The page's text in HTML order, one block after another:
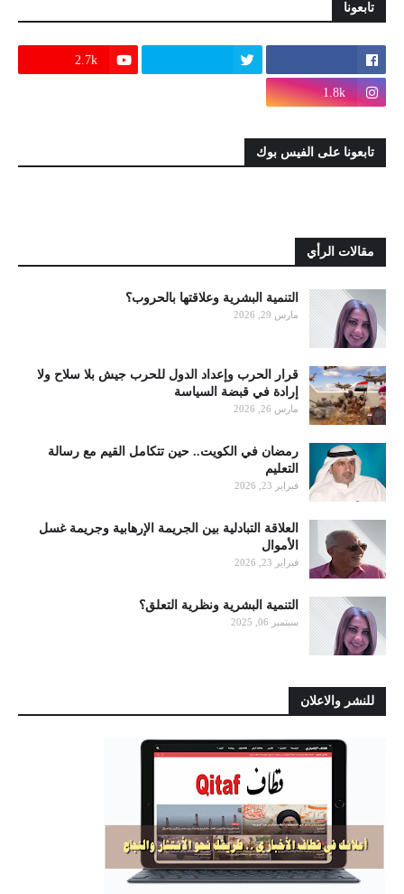
تابعونا
2.7k
1.8k
تابعونا على الفيس بوك
مقالات الرأي
التنمية البشرية وعلاقتها بالحروب؟
مارس 29, 2026
قرار الحرب وإعداد الدول للحرب جيش بلا سلاح ولا
إرادة في قبضة السياسة
مارس 26, 2026
رمضان في الكويت.. حين تتكامل القيم مع رسالة
التعليم
فبراير 23, 2026
العلاقة التبادلية بين الجريمة الإرهابية وجريمة غسل
الأموال
فبراير 23, 2026
التنمية البشرية ونظرية التعلق؟
سبتمبر 06, 2025
للنشر والاعلان